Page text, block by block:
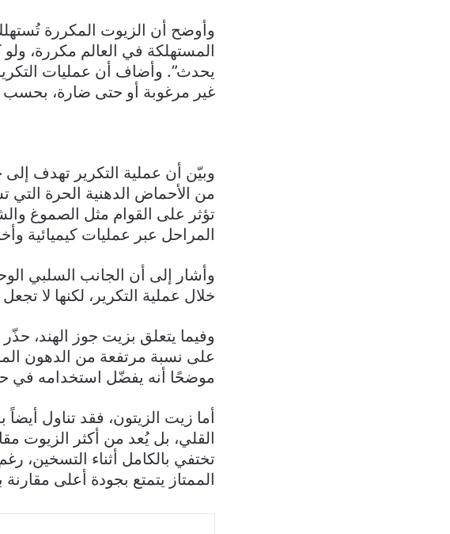
يحدث”. وأضاف أن عمليات
غير مرغوبة أو حتى ضارة،
وبيّن أن عملية التكرير تهدف
من الأحماض الدهنية الحرة التي
تؤثر على القوام مثل الصموغ
المراحل عبر عمليات كيميائية
وأشار إلى أن الجانب السلبي
خلال عملية التكرير، لكنها لا
وفيما يتعلق بزيت جوز الهند،
على نسبة مرتفعة من الدهون
موضحًا أنه يفضّل استخدامه في
أما زيت الزيتون، فقد تناول
القلي، بل يُعد من أكثر الزيوت
تختفي بالكامل أثناء التسخين،
الممتاز يتمتع بجودة أعلى مقارنة